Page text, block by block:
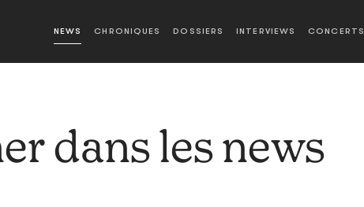
NEWS CHRONIQUES DOSSIERS INTERVIEWS CONCERTS
dans les news